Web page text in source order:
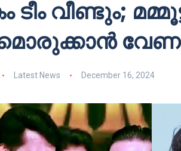
ടീം വീണ്ടും;
വേണു
Latest News December 16, 2024